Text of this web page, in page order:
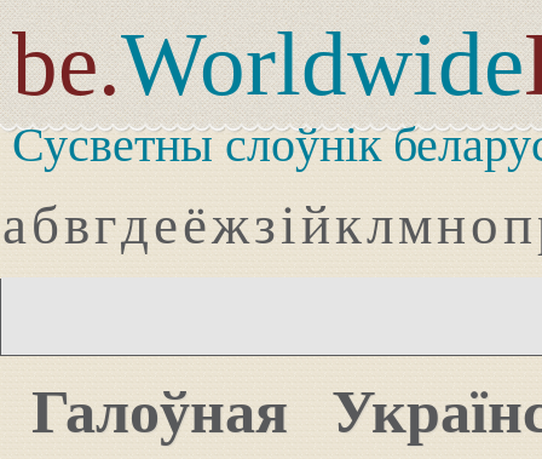
be.Worldwide
Сусветны слоўнік
абвгдеёжзійклмноп
Галоўная